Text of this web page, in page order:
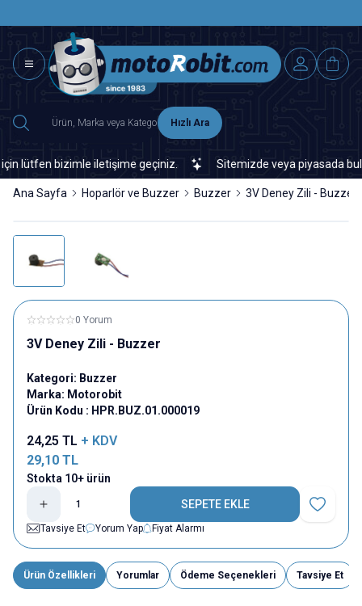
Hızlı Ara
lütfen bizimle iletişime geçiniz. Sitemizde veya piyasada
Ana Sayfa Hoparlör ve Buzzer Buzzer 3V Deney Zili - Buzzer
0 Yorum
3V Deney Zili - Buzzer
Kategori: Buzzer
Marka: Motorobit
Ürün Kodu : HPR.BUZ.01.000019
24,25 TL + KDV
29,10 TL
Stokta 10+ ürün
SEPETE EKLE
Favoriye
Tavsiye Et
Yorum Yap Fiyat Alarmı
Ürün Özellikleri Yorumlar Ödeme Seçenekleri Tavsiye Et